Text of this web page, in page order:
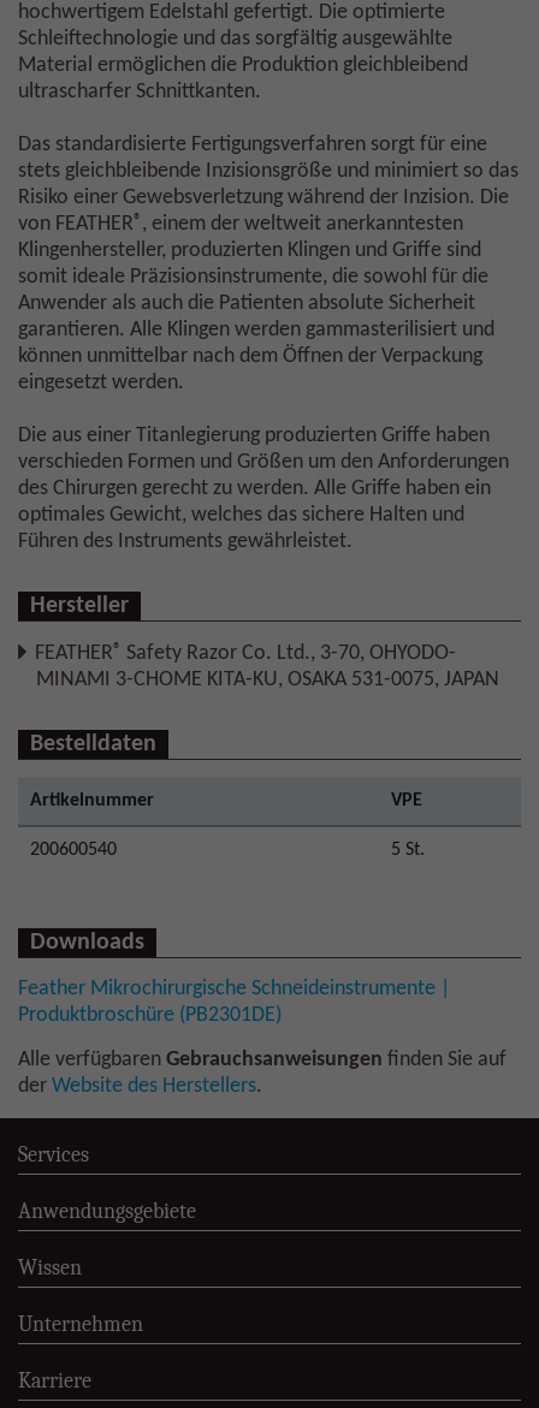
hochwertigem Edelstahl gefertigt. Die optimierte
Schleiftechnologie und das sorgfältig ausgewählte
Material ermöglichen die Produktion gleichbleibend
ultrascharfer Schnittkanten.
Das standardisierte Fertigungsverfahren sorgt für eine
stets gleichbleibende Inzisionsgröße und minimiert so das
Risiko einer Gewebsverletzung während der Inzision. Die
von FEATHER® , einem der weltweit anerkanntesten
Klingenhersteller, produzierten Klingen und Griffe sind
somit ideale Präzisionsinstrumente, die sowohl für die
Anwender als auch die Patienten absolute Sicherheit
garantieren. Alle Klingen werden gammasterilisiert und
können unmittelbar nach dem Öffnen der Verpackung
eingesetzt werden.
Die aus einer Titanlegierung produzierten Griffe haben
verschieden Formen und Größen um den Anforderungen
des Chirurgen gerecht zu werden. Alle Griffe haben ein
optimales Gewicht, welches das sichere Halten und
Führen des Instruments gewährleistet.
Hersteller
FEATHER® Safety Razor Co. Ltd., 3-70, OHYODO-
MINAMI 3-CHOME KITA-KU, OSAKA 531-0075, JAPAN
Bestelldaten
Artikelnummer VPE
200600540 5 St.
Downloads
Feather Mikrochirurgische Schneideinstrumente |
Produktbroschüre (PB2301DE)
Alle verfügbaren Gebrauchsanweisungen finden Sie auf
der Website des Herstellers.
Services
Anwendungsgebiete
Wissen
Unternehmen
Karriere